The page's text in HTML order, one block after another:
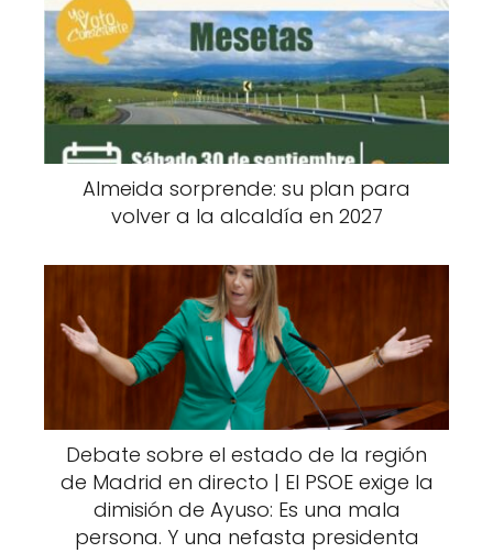
Almeida sorprende: su plan para
volver a la alcaldía en 2027
Debate sobre el estado de la región
de Madrid en directo | El PSOE exige la
dimisión de Ayuso: Es una mala
persona. Y una nefasta presidenta